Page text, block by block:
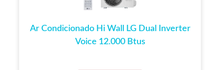
Ar Condicionado Hi Wall LG Dual Inverter
Voice 12.000 Btus